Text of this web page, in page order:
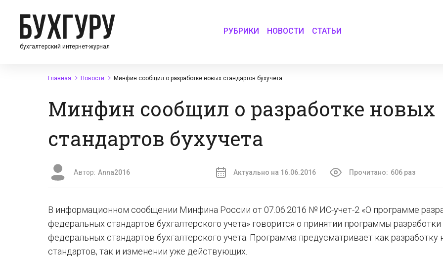
бухгалтерский интернет-журнал
РУБРИКИ НОВОСТИ СТАТЬИ
Главная Новости Минфин сообщил о разработке новых стандартов бухучета
Минфин сообщил о разработке новых
стандартов бухучета
Автор: Anna2016 Актуально на 16.06.2016 Прочитано: 606 раз
В информационном сообщении Минфина России от 07.06.2016 № ИС-учет-2 «О программе
федеральных стандартов бухгалтерского учета» говорится о принятии программы разработки
федеральных стандартов бухгалтерского учета. Программа предусматривает как разработку
стандартов, так и изменении уже действующих.